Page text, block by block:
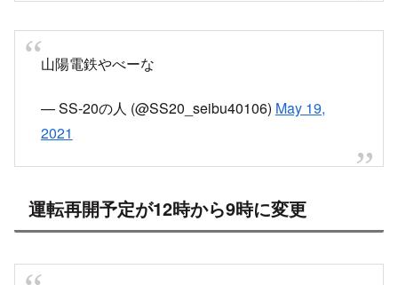
2021
運転再開予定が12時から9時に変更
中八木駅～江井島駅間で線路点検のため、明石駅
～東二見駅間で運転を見合わせています。運転再
【振替輸送】